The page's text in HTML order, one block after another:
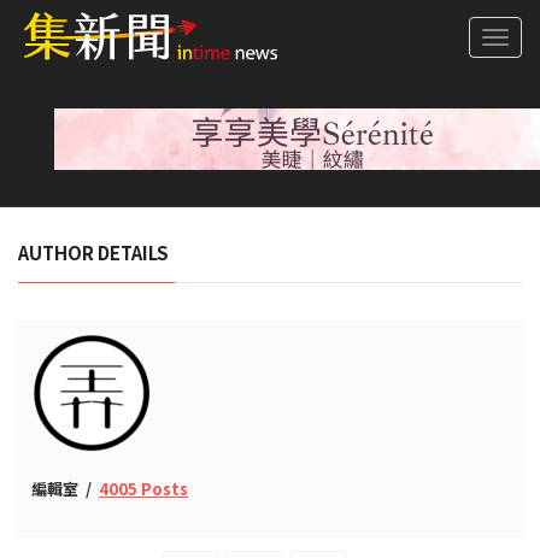
AUTHOR DETAILS
編輯室 4005 Posts